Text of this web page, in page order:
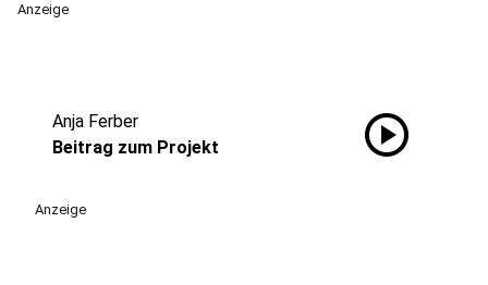
Anzeige
Anja Ferber
Beitrag zum Projekt
play_circle
Anzeige